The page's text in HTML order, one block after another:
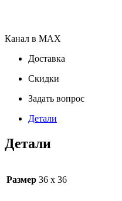
Канал в MAX
Доставка
Скидки
Задать вопрос
Детали
Детали
Размер 36 х 36